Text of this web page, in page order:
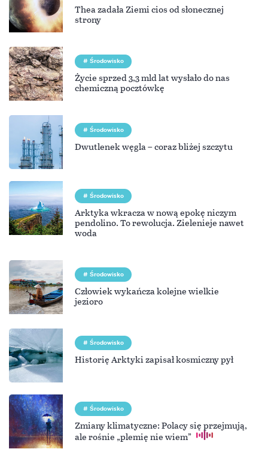
Thea zadała Ziemi cios od słonecznej
strony
Środowisko
Życie sprzed 3,3 mld lat wysłało do nas
chemiczną pocztówkę
Środowisko
Dwutlenek węgla – coraz bliżej szczytu
Środowisko
Arktyka wkracza w nową epokę niczym
pendolino. To rewolucja. Zielenieje nawet
woda
Środowisko
Człowiek wykańcza kolejne wielkie
jezioro
Środowisko
Historię Arktyki zapisał kosmiczny pył
Środowisko
Zmiany klimatyczne: Polacy się przejmują,
ale rośnie „plemię nie wiem”